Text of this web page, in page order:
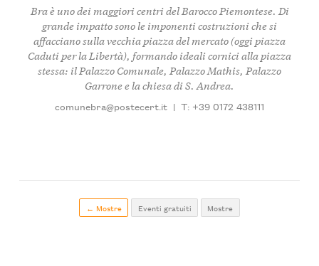
Bra è uno dei maggiori centri del Barocco Piemontese. Di
grande impatto sono le imponenti costruzioni che si
affacciano sulla vecchia piazza del mercato (oggi piazza
Caduti per la Libertà), formando ideali cornici alla piazza
stessa: il Palazzo Comunale, Palazzo Mathis, Palazzo
Garrone e la chiesa di S. Andrea.
comunebra@postecert.it | T: +39 0172 438111
← Mostre Eventi gratuiti Mostre